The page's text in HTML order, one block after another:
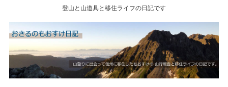
登山と山道具と移住ライフの日記です